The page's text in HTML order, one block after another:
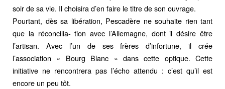
soir de sa vie. Il choisira d’en faire le titre de son ouvrage.
Pourtant, dès sa libération, Pescadère ne souhaite rien tant
que la réconcilia- tion avec l’Allemagne, dont il désire être
l’artisan. Avec l’un de ses frères d’infortune, il crée
l’association « Bourg Blanc » dans cette optique. Cette
initiative ne rencontrera pas l’écho attendu : c’est qu’il est
encore un peu tôt.